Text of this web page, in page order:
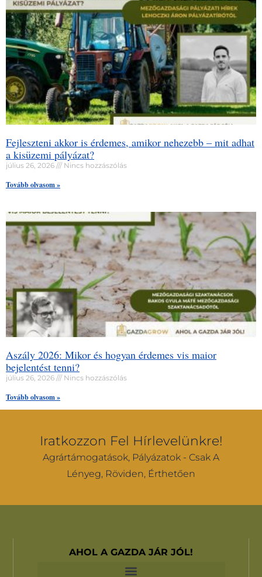
Fejleszteni akkor is érdemes, amikor nehezebb – mit adhat
a kisüzemi pályázat?
július 26, 2026 Nincs hozzászólás
Tovább olvasom »
Aszály 2026: Mikor és hogyan érdemes vis maior
bejelentést tenni?
július 26, 2026 Nincs hozzászólás
Tovább olvasom »
Iratkozzon Fel Hírlevelünkre!
Agrártámogatások, Pályázatok - Csak A
Lényeg, Röviden, Érthetően
AHOL A GAZDA JÁR JÓL!